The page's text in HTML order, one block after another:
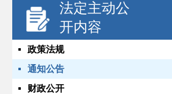
法定主动公
开内容
政策法规
通知公告
财政公开